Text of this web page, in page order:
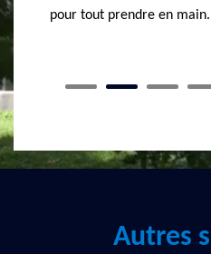
portée pour votre plus
Autres